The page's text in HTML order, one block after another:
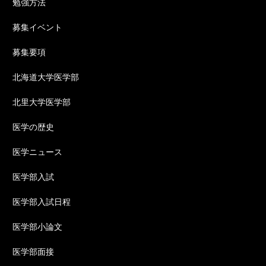
勉強方法
募集イベント
募集要項
北海道大学医学部
北里大学医学部
医学の歴史
医学ニュース
医学部入試
医学部入試日程
医学部小論文
医学部面接